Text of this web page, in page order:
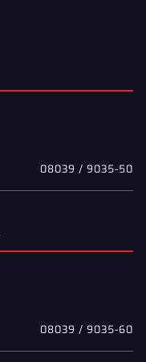
08039 / 9035-50
08039 / 9035-60